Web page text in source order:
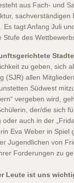
aus Fach- und
Es tagt Anfang Juli
Stufe des
zu geben, sich
(SJR) allen
Südwest
vergeben wird,
der/die sich
oder auch in der
Eva Weber in Spiel
Jugendlichen von
Forderungen zu
Leute ist uns